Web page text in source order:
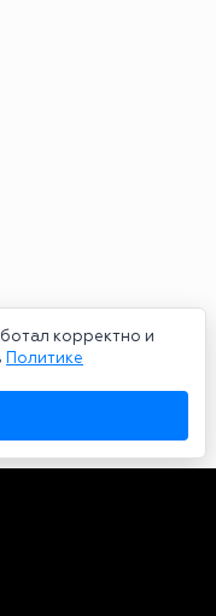
корректно и
Политике